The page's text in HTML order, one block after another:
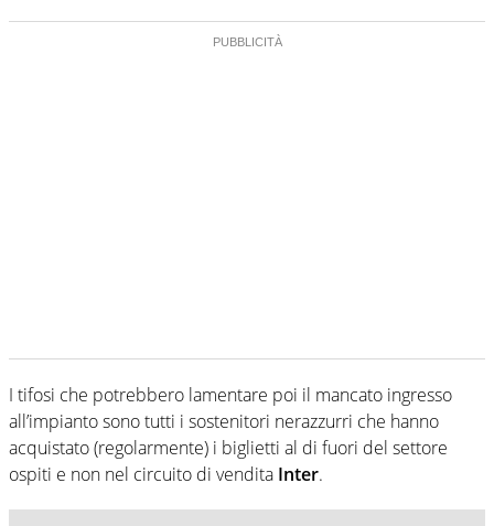
I tifosi che potrebbero lamentare poi il mancato ingresso
all’impianto sono tutti i sostenitori nerazzurri che hanno
acquistato (regolarmente) i biglietti al di fuori del settore
ospiti e non nel circuito di vendita Inter.